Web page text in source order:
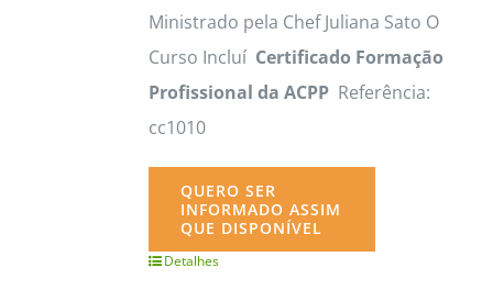
Ministrado pela Chef Juliana Sato O
Curso Incluí Certificado Formação
Profissional da ACPP Referência:
cc1010
QUERO SER
INFORMADO ASSIM
QUE DISPONÍVEL
Detalhes